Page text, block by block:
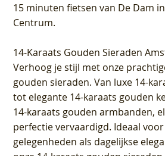
15 minuten fietsen van De Dam
Centrum.
14-Karaats Gouden Sieraden
Verhoog je stijl met onze
gouden sieraden. Van luxe 14-
tot elegante 14-karaats gouden
14-karaats gouden armbanden,
perfectie vervaardigd. Ideaal
gelegenheden als dagelijkse